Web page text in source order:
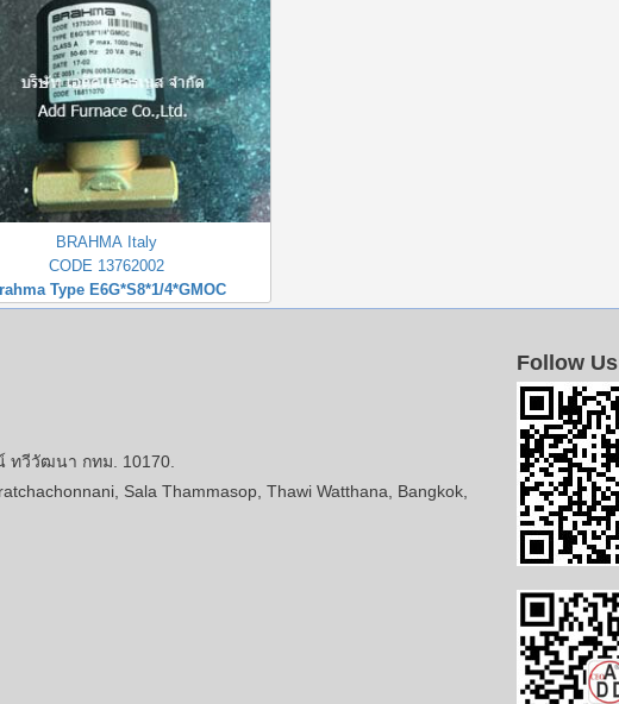
BRAHMA Italy
CODE 13762002
Type E6G*S8*1/4*GMOC
วีวัฒนา กทม. 10170.
Sala Thammasop, Thawi Watthana, Bangkok,
Follow Us